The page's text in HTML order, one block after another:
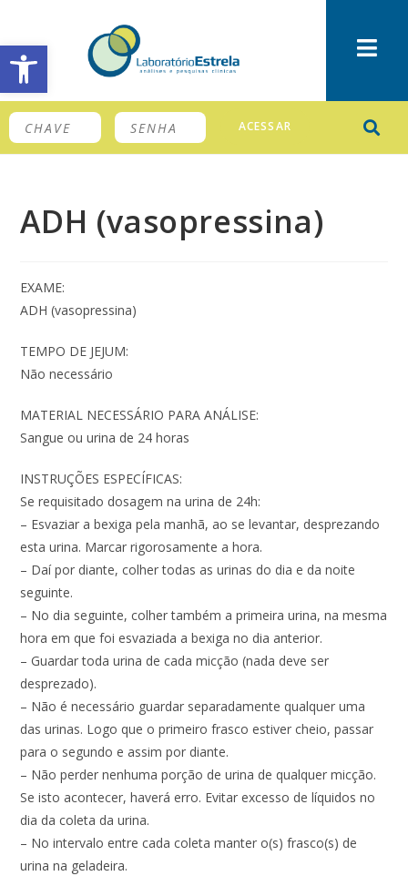
Barra de Ferramentas Aberta
ACESSAR
ADH (vasopressina)
EXAME:
ADH (vasopressina)
TEMPO DE JEJUM:
Não necessário
MATERIAL NECESSÁRIO PARA ANÁLISE:
Sangue ou urina de 24 horas
INSTRUÇÕES ESPECÍFICAS:
Se requisitado dosagem na urina de 24h:
– Esvaziar a bexiga pela manhã, ao se levantar, desprezando
esta urina. Marcar rigorosamente a hora.
– Daí por diante, colher todas as urinas do dia e da noite
seguinte.
– No dia seguinte, colher também a primeira urina, na mesma
hora em que foi esvaziada a bexiga no dia anterior.
– Guardar toda urina de cada micção (nada deve ser
desprezado).
– Não é necessário guardar separadamente qualquer uma
das urinas. Logo que o primeiro frasco estiver cheio, passar
para o segundo e assim por diante.
– Não perder nenhuma porção de urina de qualquer micção.
Se isto acontecer, haverá erro. Evitar excesso de líquidos no
dia da coleta da urina.
– No intervalo entre cada coleta manter o(s) frasco(s) de
urina na geladeira.